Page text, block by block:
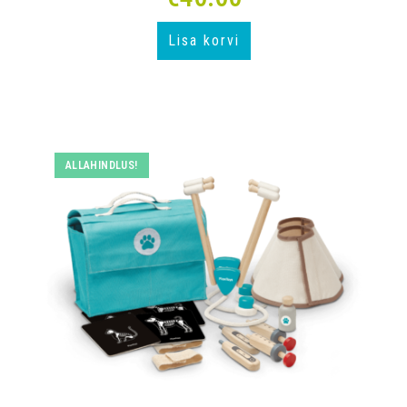
Lisa korvi
ALLAHINDLUS!